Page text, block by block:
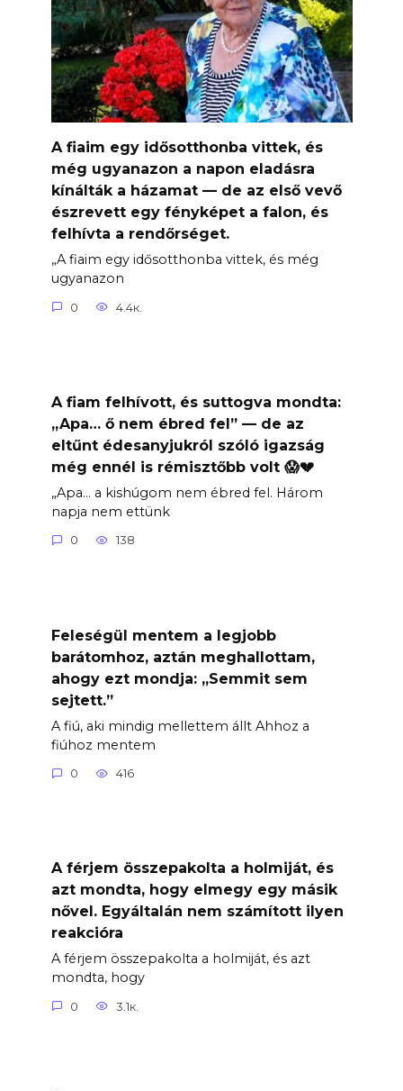
A fiaim egy idősotthonba vittek, és
még ugyanazon a napon eladásra
kínálták a házamat — de az első vevő
észrevett egy fényképet a falon, és
felhívta a rendőrséget.
„A fiaim egy idősotthonba vittek, és még
ugyanazon
0 4.4к.
A fiam felhívott, és suttogva mondta:
„Apa… ő nem ébred fel” — de az
eltűnt édesanyjukról szóló igazság
még ennél is rémisztőbb volt 😱💔
„Apa… a kishúgom nem ébred fel. Három
napja nem ettünk
0 138
Feleségül mentem a legjobb
barátomhoz, aztán meghallottam,
ahogy ezt mondja: „Semmit sem
sejtett.”
A fiú, aki mindig mellettem állt Ahhoz a
fiúhoz mentem
0 416
A férjem összepakolta a holmiját, és
azt mondta, hogy elmegy egy másik
nővel. Egyáltalán nem számított ilyen
reakcióra
A férjem összepakolta a holmiját, és azt
mondta, hogy
0 3.1к.